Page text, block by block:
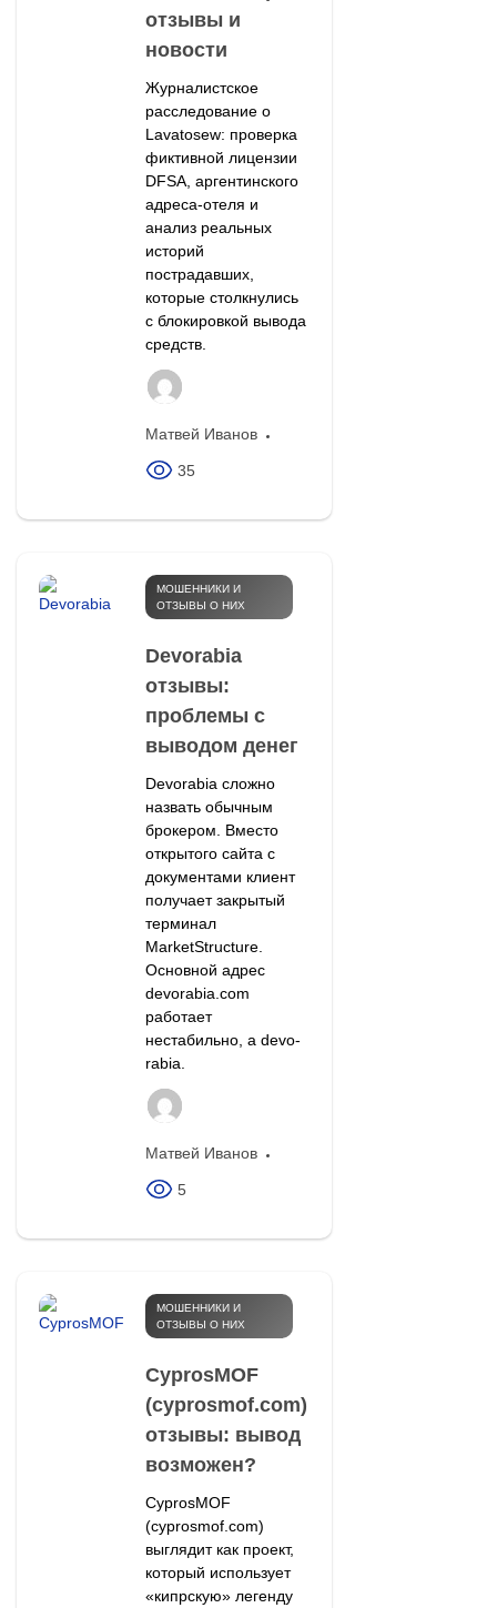
отзывы и
новости
Журналистское
расследование о
Lavatosew: проверка
фиктивной лицензии
DFSA, аргентинского
адреса-отеля и
анализ реальных
историй
пострадавших,
которые столкнулись
с блокировкой вывода
средств.
Матвей Иванов
35
МОШЕННИКИ И
ОТЗЫВЫ О НИХ
Devorabia
отзывы:
проблемы с
выводом денег
Devorabia сложно
назвать обычным
брокером. Вместо
открытого сайта с
документами клиент
получает закрытый
терминал
MarketStructure.
Основной адрес
devorabia.com
работает
нестабильно, а devo-
rabia.
Матвей Иванов
5
МОШЕННИКИ И
ОТЗЫВЫ О НИХ
CyprosMOF
(cyprosmof.com)
отзывы: вывод
возможен?
CyprosMOF
(cyprosmof.com)
выглядит как проект,
который использует
«кипрскую» легенду